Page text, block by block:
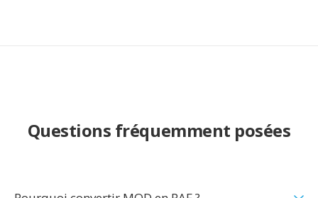
Questions fréquemment posées